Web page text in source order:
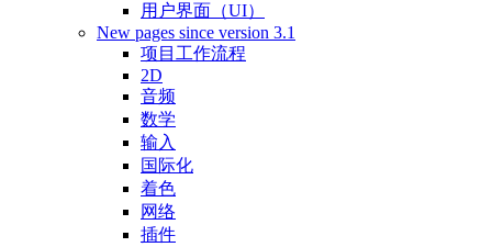
用户界面（UI）
New pages since version 3.1
项目工作流程
2D
音频
数学
输入
国际化
着色
网络
插件